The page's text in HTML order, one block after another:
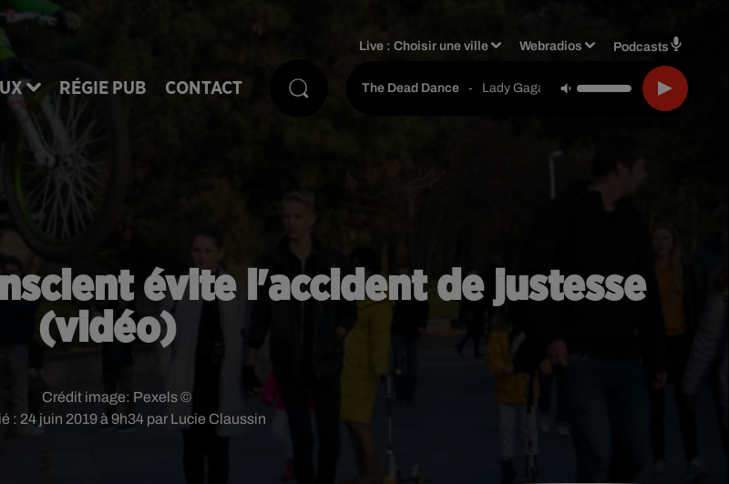
RÉGIE PUB CONTACT
Live :Choisir une ville Webradios Podcasts
The Dead Dance - Lady Gaga
évite l'accident de justesse
(vidéo)
: 24 juin 2019 à 9h34 par Lucie Claussin
Crédit image: Pexels ©